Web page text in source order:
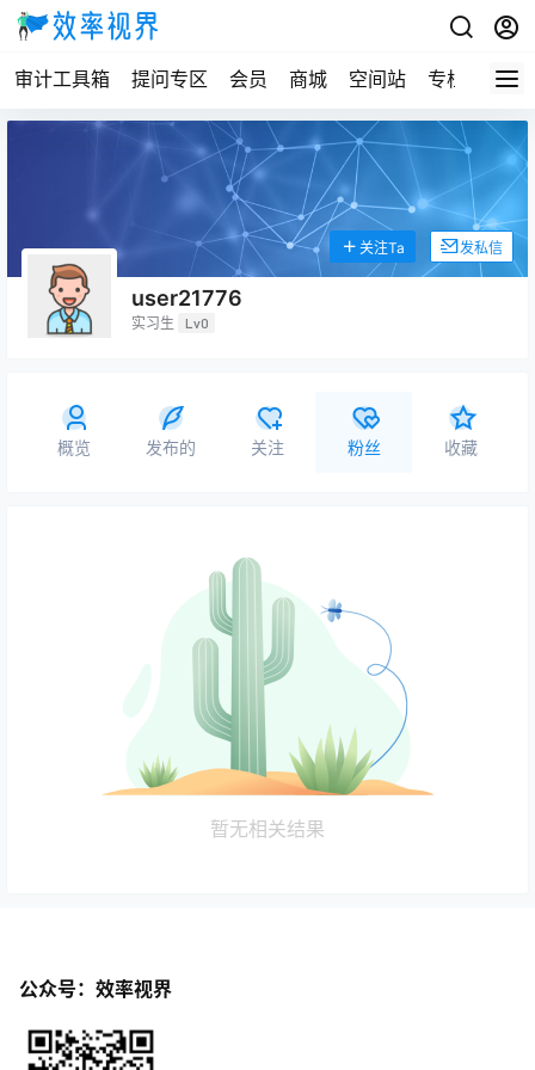
审计工具箱 提问专区 会员 商城 空间站 专栏
user21776
实习生 Lv0
关注Ta 发私信
概览 发布的 关注 粉丝 收藏
暂无相关结果
公众号：效率视界